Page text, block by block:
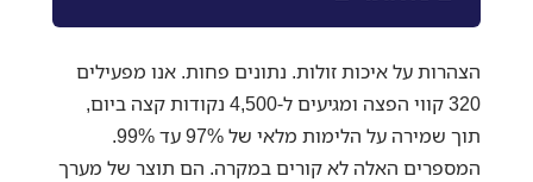
הצהרות על איכות זולות. נתונים פחות. אנו מפעילים
320 קווי הפצה ומגיעים ל-4,500 נקודות קצה ביום,
תוך שמירה על הלימות מלאי של 97% עד 99%.
המספרים האלה לא קורים במקרה. הם תוצר של מערך